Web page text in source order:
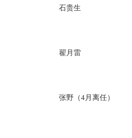
石贵生
翟月雷
张野（4月离任）